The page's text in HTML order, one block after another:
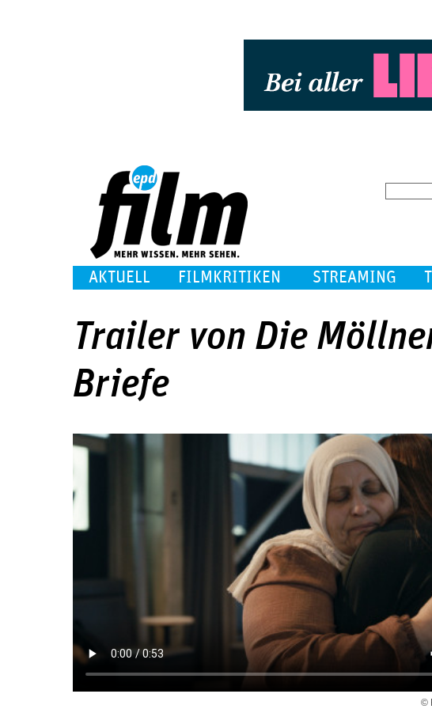
AKTUELL FILMKRITIKEN STREAMING
Trailer von Die
Briefe
©